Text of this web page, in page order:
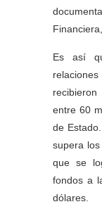
Es así
entre 60
de
supera
que se
fondos a
dólares.